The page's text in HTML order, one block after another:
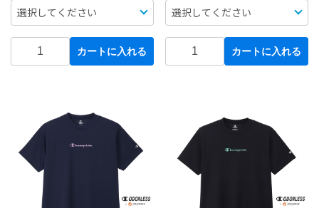
カートに入れる カートに入れる